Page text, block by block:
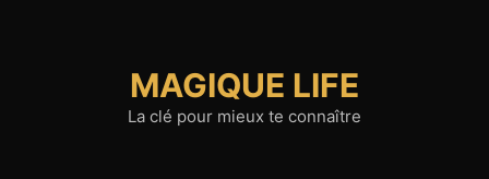
MAGIQUE LIFE
La clé pour mieux te connaître